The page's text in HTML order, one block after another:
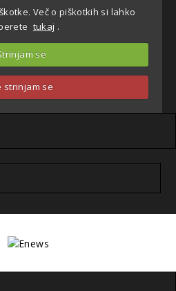
Več o piškotkih si lahko
tukaj .
se
strinjam se